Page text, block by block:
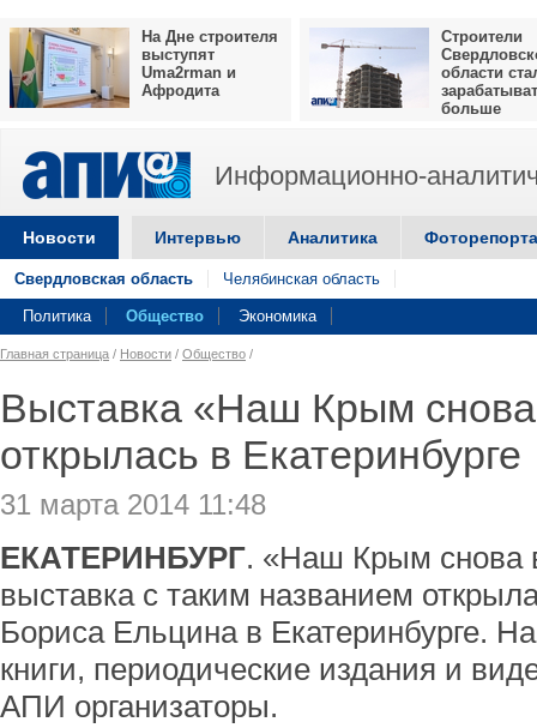
На Дне строителя
выступят
Uma2rman и
Афродита
Строители
области
больше
Информационно-
Новости Интервью Аналитика
Свердловская область Челябинская область
Политика Общество Экономика
Главная страница / Новости / Общество /
Выставка «Наш Крым снова
открылась в Екатеринбурге
31 марта 2014 11:48
ЕКАТЕРИНБУРГ. «Наш Крым снова
выставка с таким названием
Бориса Ельцина в Екатеринбурге.
книги, периодические издания и
АПИ организаторы.